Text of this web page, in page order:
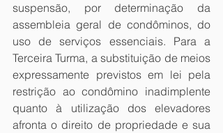
suspensão, por determinação da
assembleia geral de condôminos, do
uso de serviços essenciais. Para a
Terceira Turma, a substituição de meios
expressamente previstos em lei pela
restrição ao condômino inadimplente
quanto à utilização dos elevadores
afronta o direito de propriedade e sua